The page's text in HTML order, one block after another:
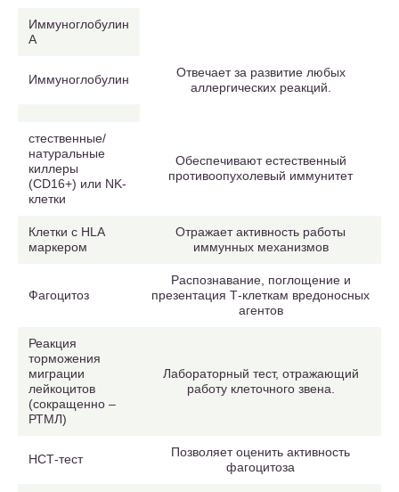
Иммуноглобулин
A
Иммуноглобулин
Отвечает за развитие любых
аллергических реакций.
стественные/
натуральные
киллеры
(CD16+) или NK-
клетки
Обеспечивают естественный
противоопухолевый иммунитет
Клетки с HLA
маркером
Отражает активность работы
иммунных механизмов
Фагоцитоз
Распознавание, поглощение и
презентация Т-клеткам вредоносных
агентов
Реакция
торможения
миграции
лейкоцитов
(сокращенно –
РТМЛ)
Лабораторный тест, отражающий
работу клеточного звена.
НСТ-тест
Позволяет оценить активность
фагоцитоза